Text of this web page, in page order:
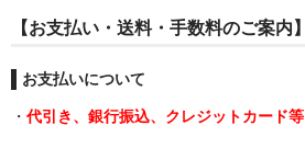
在庫処分セール
全取扱商品
売れ筋！
【お支払い・送料・手数料のご案内】
お支払いについて
・ 代引き、銀行振込、クレジットカード等